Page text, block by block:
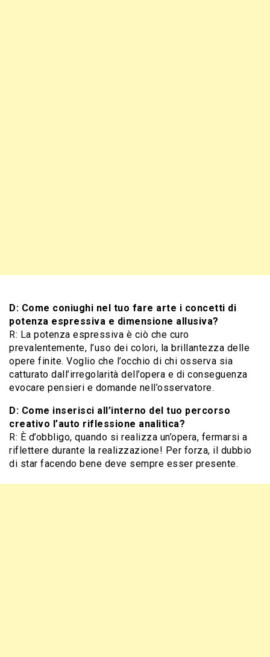
D: Come coniughi nel tuo fare arte i concetti di
potenza espressiva e dimensione allusiva?
R: La potenza espressiva è ciò che curo
prevalentemente, l’uso dei colori, la brillantezza delle
opere finite. Voglio che l’occhio di chi osserva sia
catturato dall’irregolarità dell’opera e di conseguenza
evocare pensieri e domande nell’osservatore.
D: Come inserisci all’interno del tuo percorso
creativo l’auto riflessione analitica?
R: È d’obbligo, quando si realizza un’opera, fermarsi a
riflettere durante la realizzazione! Per forza, il dubbio
di star facendo bene deve sempre esser presente.